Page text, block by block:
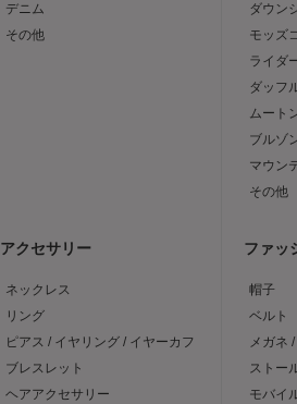
デニム
その他
ダウン
モッズ
ライダ
ダッフ
ムート
ブルゾ
マウン
その他
アクセサリー
ネックレス
リング
ピアス / イヤリング / イヤーカフ
ブレスレット
ヘアアクセサリー
ファッ
帽子
ベルト
メガネ
ストー
モバイ